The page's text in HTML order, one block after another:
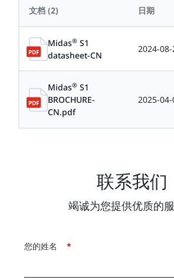
文档 (2) 日期
Midas®S1
datasheet-CN
2024-08-
Midas®S1
BROCHURE-
CN.pdf
2025-04-
联系我们
竭诚为您提供优质的服
*
您的姓名